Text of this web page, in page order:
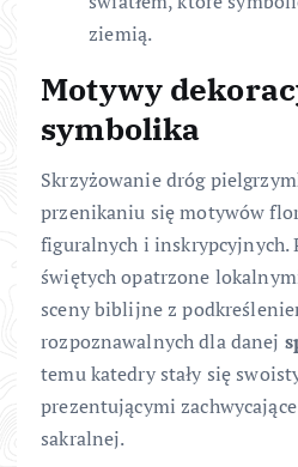
ziemią.
Motywy
symbolika
Skrzyżowanie dróg
przenikaniu się motywów
figuralnych i inskrypcyjnych.
świętych opatrzone
sceny biblijne z
rozpoznawalnych dla danej
temu katedry stały się
prezentującymi
sakralnej.